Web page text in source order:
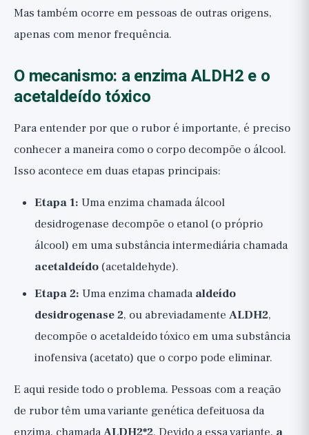
Mas também ocorre em pessoas de outras origens,
apenas com menor frequência.
O mecanismo: a enzima ALDH2 e o
acetaldeído tóxico
Para entender por que o rubor é importante, é preciso
conhecer a maneira como o corpo decompõe o álcool.
Isso acontece em duas etapas principais:
Etapa 1: Uma enzima chamada álcool
desidrogenase decompõe o etanol (o próprio
álcool) em uma substância intermediária chamada
acetaldeído (acetaldehyde).
Etapa 2: Uma enzima chamada aldeído
desidrogenase 2, ou abreviadamente ALDH2,
decompõe o acetaldeído tóxico em uma substância
inofensiva (acetato) que o corpo pode eliminar.
E aqui reside todo o problema. Pessoas com a reação
de rubor têm uma variante genética defeituosa da